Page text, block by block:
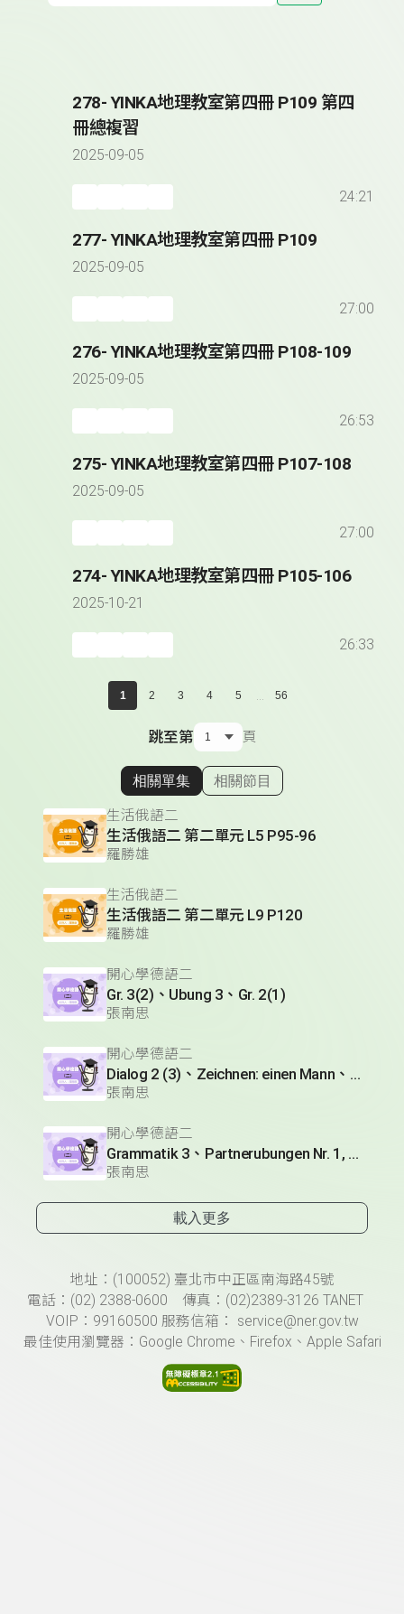
278- YINKA地理教室第四冊 P109 第四
冊總複習
2025-09-05
24:21
277- YINKA地理教室第四冊 P109
2025-09-05
27:00
276- YINKA地理教室第四冊 P108-109
2025-09-05
26:53
275- YINKA地理教室第四冊 P107-108
2025-09-05
27:00
274- YINKA地理教室第四冊 P105-106
2025-10-21
26:33
1 2 3 4 5 ... 56
跳至第 頁
顯示相關單集
相關單集 相關節目
生活俄語二
生活俄語二 第二單元 L5 P95-96
羅勝雄
生活俄語二
生活俄語二 第二單元 L9 P120
羅勝雄
開心學德語二
Gr. 3(2)、Ubung 3、Gr. 2(1)
張南思
開心學德語二
Dialog 2 (3)、Zeichnen: einen Mann、Lesetext 1(1)
張南思
開心學德語二
Grammatik 3、Partnerubungen Nr. 1, 3、Dialog 2(1)
張南思
載入更多
頁尾資訊地址：(100052) 臺北市中正區南海路45號
電話：(02) 2388-0600 傳真：(02)2389-3126 TANET
VOIP：99160500 服務信箱： service@ner.gov.tw
最佳使用瀏覽器：Google Chrome、Firefox、Apple Safari